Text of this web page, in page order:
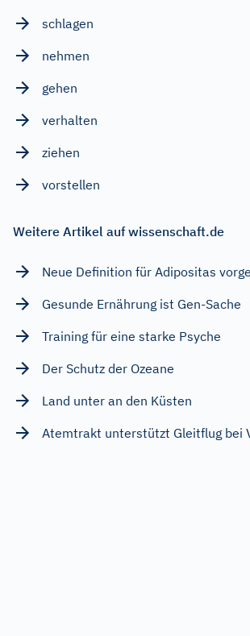
schlagen
nehmen
gehen
verhalten
ziehen
vorstellen
Weitere Artikel auf wissenschaft.de
Neue Definition für Adipositas
Gesunde Ernährung ist Gen-Sache
Training für eine starke Psyche
Der Schutz der Ozeane
Land unter an den Küsten
Atemtrakt unterstützt Gleitflug bei